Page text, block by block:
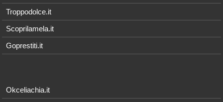
Troppodolce.it
Scoprilamela.it
Goprestiti.it
Okceliachia.it